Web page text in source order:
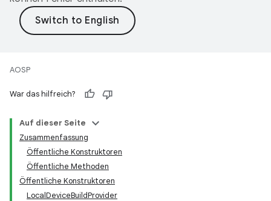
AOSP
War das hilfreich?
Auf dieser Seite
Zusammenfassung
Öffentliche Konstruktoren
Öffentliche Methoden
Öffentliche Konstruktoren
LocalDeviceBuildProvider